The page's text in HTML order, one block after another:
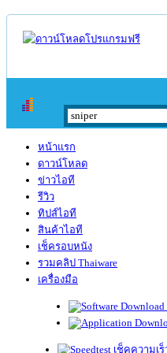
หน้าแรก
ดาวน์โหลด
ข่าวไอที
รีวิว
ทิปส์ไอที
สินค้าไอที
เช็ครอบหนัง
รวมคลิป Thaiware
เครื่องมือ
เช็คความเร็